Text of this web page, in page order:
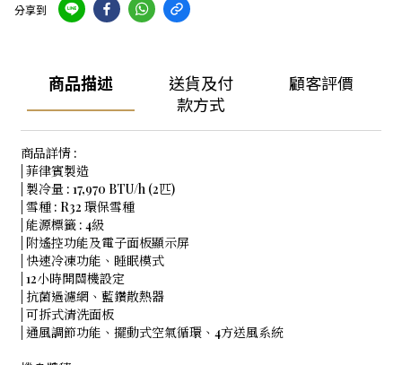
分享到
商品描述
送貨及付
款方式
顧客評價
商品詳情 :
| 菲律賓製造
| 製冷量 : 17,970 BTU/h (2匹)
| 雪種 : R32 環保雪種
| 能源標籤 : 4級
| 附遙控功能及電子面板顯示屏
| 快速冷凍功能、睡眠模式
| 12小時開關機設定
| 抗菌過濾網、藍鑽散熱器
| 可拆式清洗面板
| 通風調節功能、擺動式空氣循環、4方送風系統